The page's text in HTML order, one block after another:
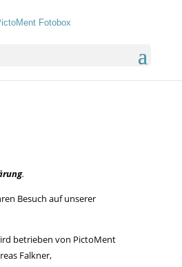
.
Besuch auf unserer
betrieben von PictoMent
Falkner,